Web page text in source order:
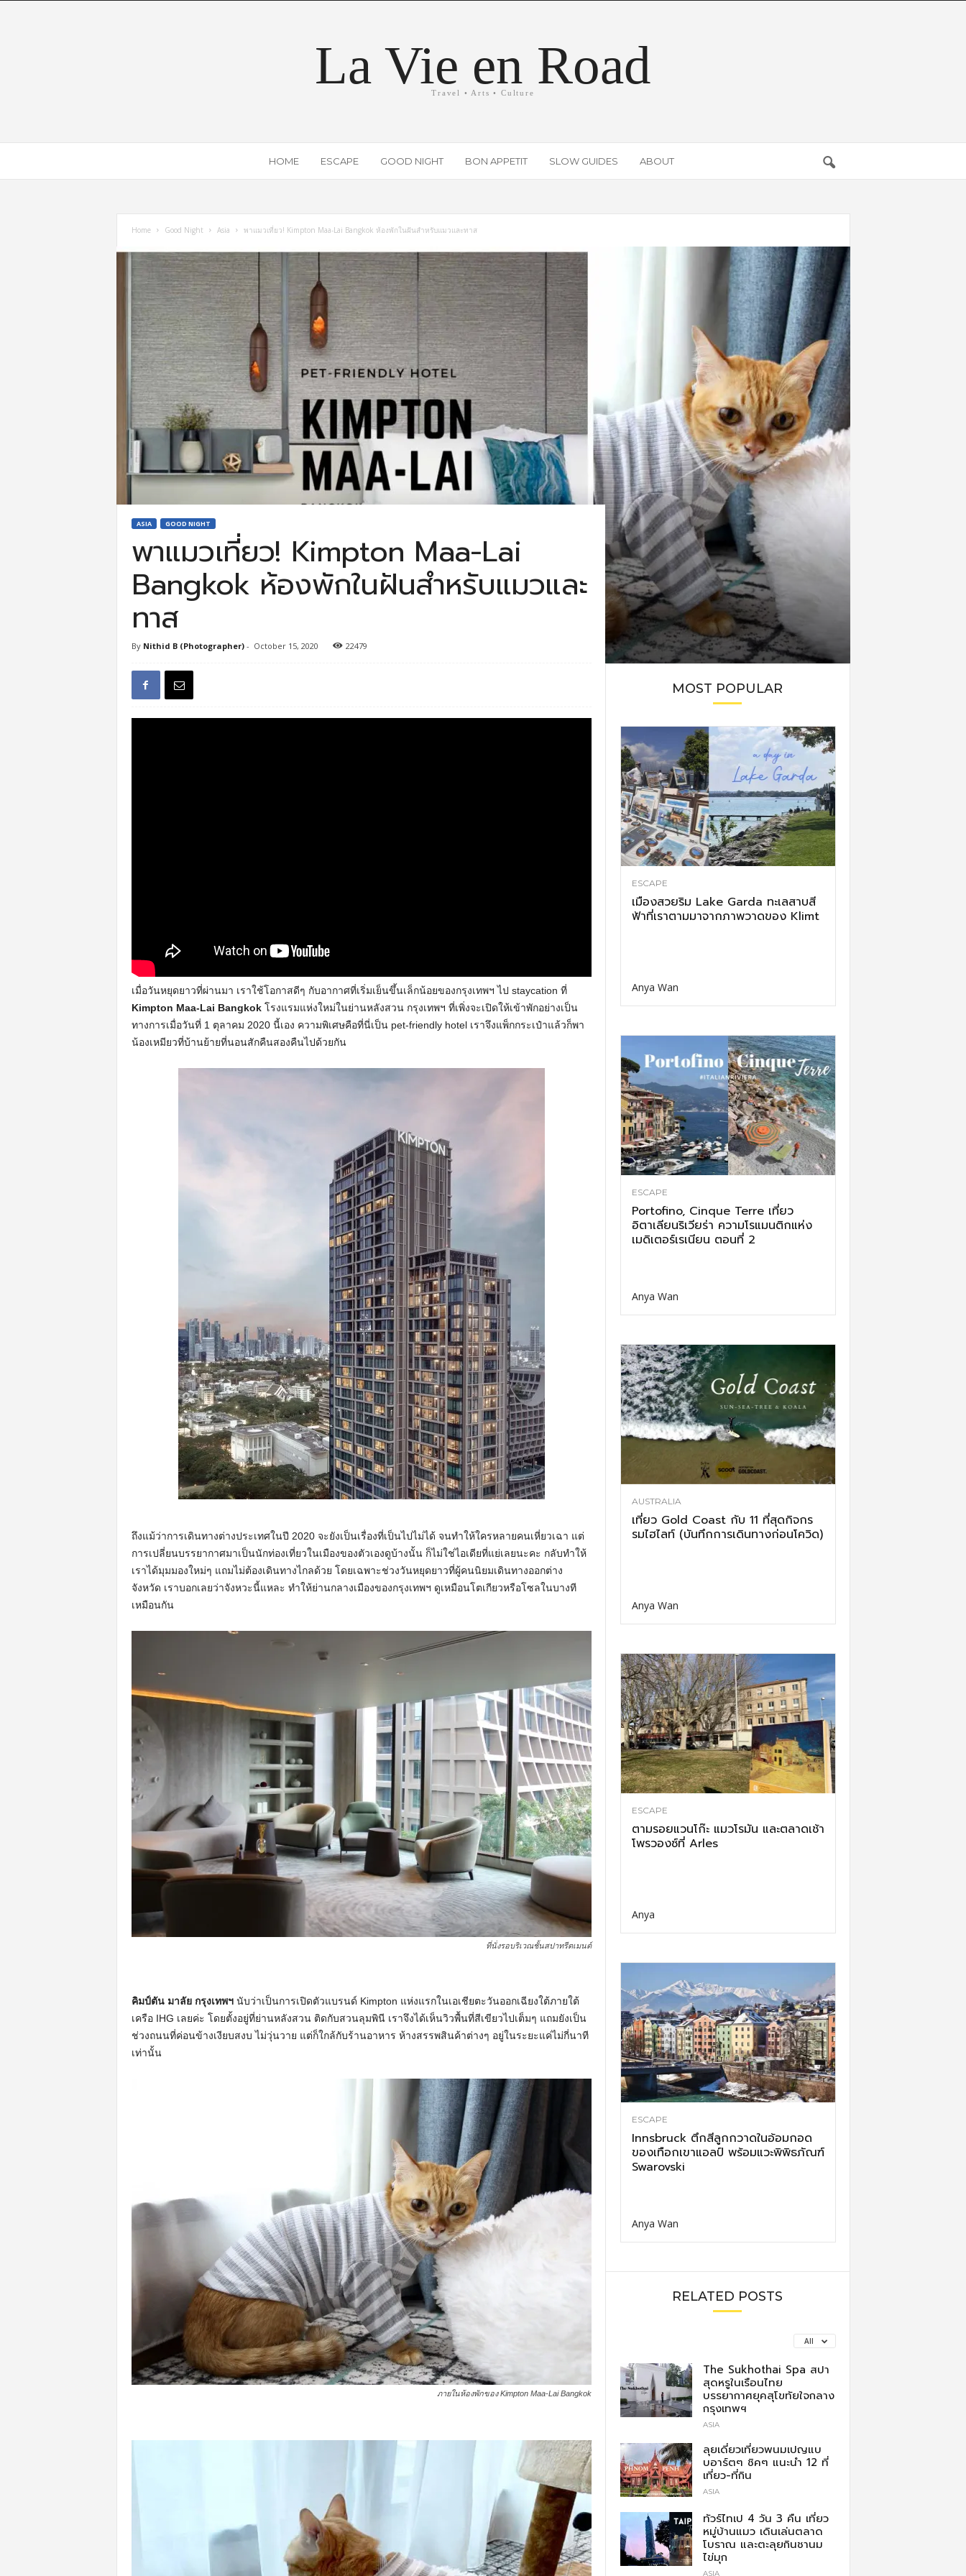
La Vie en Road
Travel • Arts • Culture
HOME ESCAPE GOOD NIGHT BON APPETIT SLOW GUIDES ABOUT
Home Good Night Asia พาแมวเที่ยว! Kimpton Maa-Lai Bangkok ห้องพักในฝันสำหรับแมวและทาส
ASIA GOOD NIGHT
พาแมวเที่ยว! Kimpton Maa-Lai
Bangkok ห้องพักในฝันสำหรับแมวและ
ทาส
By Nithid B (Photographer)- October 15, 2020 22479
เมื่อวันหยุดยาวที่ผ่านมา เราใช้โอกาสดีๆ กับอากาศที่เริ่มเย็นขึ้นเล็กน้อยของกรุงเทพฯ ไป staycation ที่
Kimpton Maa-Lai Bangkokโรงแรมแห่งใหม่ในย่านหลังสวน กรุงเทพฯ ที่เพิ่งจะเปิดให้เข้าพักอย่างเป็น
ทางการเมื่อวันที่ 1 ตุลาคม 2020 นี้เอง ความพิเศษคือที่นี่เป็น pet-friendly hotel เราจึงแพ็กกระเป๋าแล้วก็พา
น้องเหมียวที่บ้านย้ายที่นอนสักคืนสองคืนไปด้วยกัน
ถึงแม้ว่าการเดินทางต่างประเทศในปี 2020 จะยังเป็นเรื่องที่เป็นไปไม่ได้ จนทำให้ใครหลายคนเหี่ยวเฉา แต่
การเปลี่ยนบรรยากาศมาเป็นนักท่องเที่ยวในเมืองของตัวเองดูบ้างนั้น ก็ไม่ใช่ไอเดียที่แย่เลยนะคะ กลับทำให้
เราได้มุมมองใหม่ๆ แถมไม่ต้องเดินทางไกลด้วย โดยเฉพาะช่วงวันหยุดยาวที่ผู้คนนิยมเดินทางออกต่าง
จังหวัด เราบอกเลยว่าจังหวะนี้แหละ ทำให้ย่านกลางเมืองของกรุงเทพฯ ดูเหมือนโตเกียวหรือโซลในบางที
เหมือนกัน
ที่นั่งรอบริเวณชั้นสปาทรีตเมนต์
คิมป์ตัน มาลัย กรุงเทพฯ นับว่าเป็นการเปิดตัวแบรนด์ Kimpton แห่งแรกในเอเชียตะวันออกเฉียงใต้ภายใต้
เครือ IHG เลยค่ะ โดยตั้งอยู่ที่ย่านหลังสวน ติดกับสวนลุมพินี เราจึงได้เห็นวิวพื้นที่สีเขียวไปเต็มๆ แถมยังเป็น
ช่วงถนนที่ค่อนข้างเงียบสงบ ไม่วุ่นวาย แต่ก็ใกล้กับร้านอาหาร ห้างสรรพสินค้าต่างๆ อยู่ในระยะแค่ไม่กี่นาที
เท่านั้น
ภายในห้องพักของ Kimpton Maa-Lai Bangkok
MOST POPULAR
ESCAPE
เมืองสวยริม Lake Garda ทะเลสาบสี
ฟ้าที่เราตามมาจากภาพวาดของ Klimt
Anya Wan
ESCAPE
Portofino, Cinque Terre เที่ยว
อิตาเลียนริเวียร่า ความโรแมนติกแห่ง
เมดิเตอร์เรเนียน ตอนที่ 2
Anya Wan
AUSTRALIA
เที่ยว Gold Coast กับ 11 ที่สุดกิจกร
รมไฮไลท์ (บันทึกการเดินทางก่อนโควิด)
Anya Wan
ESCAPE
ตามรอยแวนโก๊ะ แมวโรมัน และตลาดเช้า
โพรวองซ์ที่ Arles
Anya
ESCAPE
Innsbruck ตึกสีลูกกวาดในอ้อมกอด
ของเทือกเขาแอลป์ พร้อมแวะพิพิธภัณฑ์
Swarovski
Anya Wan
RELATED POSTS
All
The Sukhothai Spa สปา
สุดหรูในเรือนไทย
บรรยากาศยุคสุโขทัยใจกลาง
กรุงเทพฯ
ASIA
ลุยเดี่ยวเที่ยวพนมเปญแบ
บอาร์ตๆ ชิคๆ แนะนำ 12 ที่
เที่ยว-ที่กิน
ASIA
ทัวร์ไทเป 4 วัน 3 คืน เที่ยว
หมู่บ้านแมว เดินเล่นตลาด
โบราณ และตะลุยกินชานม
ไข่มุก
ASIA